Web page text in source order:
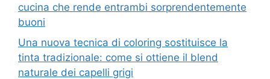
cucina che rende entrambi sorprendentemente
buoni
Una nuova tecnica di coloring sostituisce la
tinta tradizionale: come si ottiene il blend
naturale dei capelli grigi